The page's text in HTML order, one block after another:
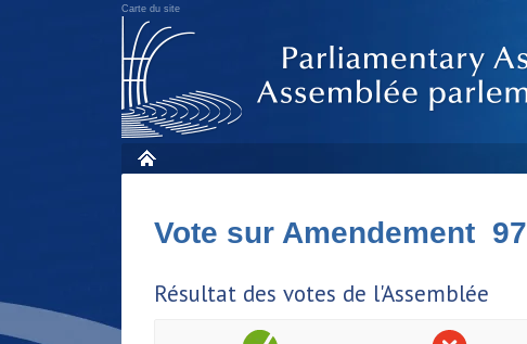
Carte du site
Vote sur Amendement 97
Résultat des votes de l'Assemblée